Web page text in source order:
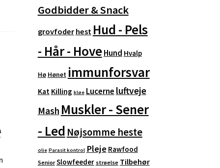
Godbidder & Snack
grovfoder hest Hud - Pels
- Hår - HoveHund Hvalp
Hø Hønet immunforsvar
Kat Killing kløe Lucerne luftveje
Mash Muskler - Sener
- Led Nøjsomme heste
olie Parasit kontrol Pleje Rawfood
Senior Slowfeeder strøelse Tilbehør